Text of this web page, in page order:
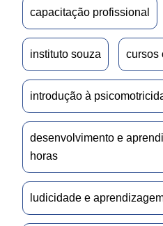
capacitação profissional
instituto souza cursos
introdução à
desenvolvimento e
horas
ludicidade e